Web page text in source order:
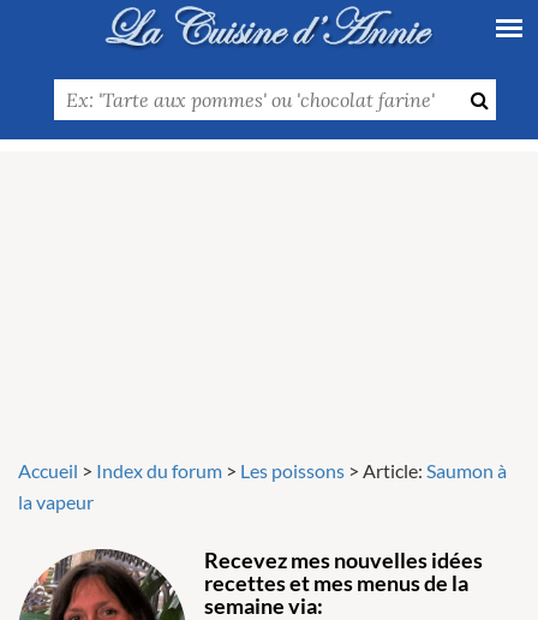
Accueil > Index du forum > Les poissons > Article: Saumon à
la vapeur
Recevez mes nouvelles idées
recettes et mes menus de la
semaine via: